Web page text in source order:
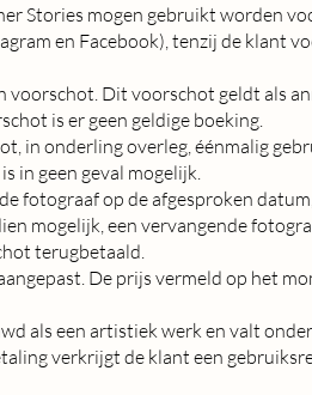
Stories mogen gebruikt worden
en Facebook), tenzij de klant
voorschot. Dit voorschot geldt als
is er geen geldige boeking.
in onderling overleg, éénmalig
in geen geval mogelijk.
fotograaf op de afgesproken
mogelijk, een vervangende
terugbetaald.
De prijs vermeld op het
als een artistiek werk en valt
verkrijgt de klant een